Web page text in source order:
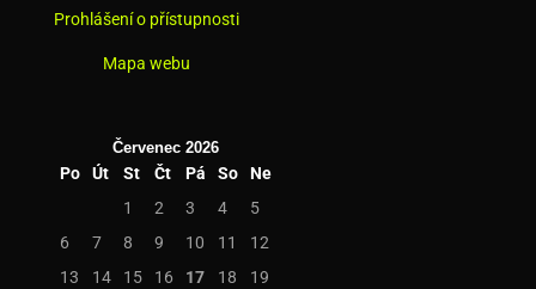
Prohlášení o přístupnosti
Mapa webu
Červenec 2026
Po Út St Čt Pá So
Ne
1
2 3 4
5
6
7 8 9 10 11
12
13
14 15 16 17 18
19